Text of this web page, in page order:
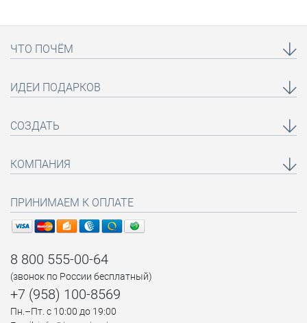
ЧТО ПОЧЁМ
ИДЕИ ПОДАРКОВ
СОЗДАТЬ
КОМПАНИЯ
ПРИНИМАЕМ К ОПЛАТЕ
8 800 555-00-64
(звонок по России бесплатный)
+7 (958) 100-8569
Пн.–Пт. с 10:00 до 19:00